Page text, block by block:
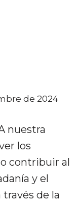
de 2024
nuestra
los
contribuir al
y el
de la